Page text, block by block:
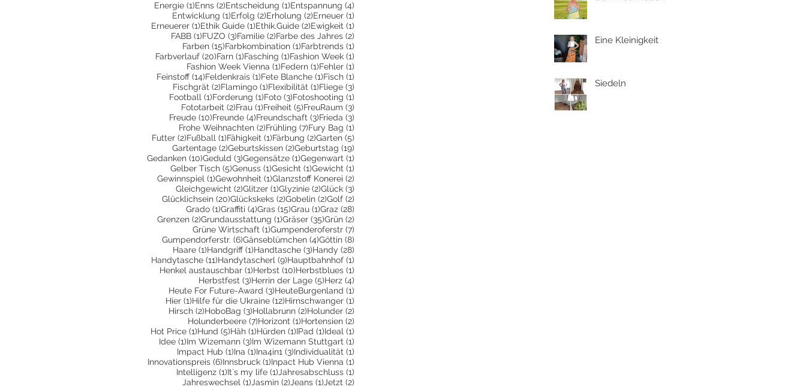
Energie (1)1 Beitrag
Enns (2)2 Beiträge
Entscheidung (1)1 Beitrag
Entspannung (4)
Entwicklung (1)1 Beitrag
Erfolg (2)2 Beiträge
Erholung (2)2 Beiträge
Erneuer (1)
Erneuerer (1)1 Beitrag
Ethik Guide (1)1 Beitrag
Ethik.Guide (2)2 Beiträge
Ewigkeit (1)
FABB (1)1 Beitrag
FUZO (3)3 Beiträge
Familie (2)2 Beiträge
Farbe des Jahres (2)
Farben (15)15 Beiträge
Farbkombination (1)1 Beitrag
Farbtrends (1)
Farbverlauf (20)20 Beiträge
Farn (1)1 Beitrag
Fasching (1)1 Beitrag
Fashion Week (1)
Fashion Week Vienna (1)1 Beitrag
Federn (1)1 Beitrag
Fehler (1)
Feinstoff (14)14 Beiträge
Feldenkrais (1)1 Beitrag
Fete Blanche (1)1 Beitrag
Fisch (1)
Fischgrät (2)2 Beiträge
Flamingo (1)1 Beitrag
Flexibilität (1)1 Beitrag
Fliege (3)
Football (1)1 Beitrag
Forderung (1)1 Beitrag
Foto (3)3 Beiträge
Fotoshooting (1)
Fototarbeit (2)2 Beiträge
Frau (1)1 Beitrag
Freiheit (5)5 Beiträge
FreuRaum (3)
Freude (10)10 Beiträge
Freunde (4)4 Beiträge
Freundschaft (3)3 Beiträge
Frieda (3)
Frohe Weihnachten (2)2 Beiträge
Frühling (7)7 Beiträge
Fury Bag (1)
Futter (2)2 Beiträge
Fußball (1)1 Beitrag
Fähigkeit (1)1 Beitrag
Färbung (2)2 Beiträge
Garten (5)
Gartentage (2)2 Beiträge
Geburtskissen (2)2 Beiträge
Geburtstag (19)
Gedanken (10)10 Beiträge
Geduld (3)3 Beiträge
Gegensätze (1)1 Beitrag
Gegenwart (1)
Gelber Tisch (5)5 Beiträge
Genuss (1)1 Beitrag
Gesicht (1)1 Beitrag
Gewicht (1)
Gewinnspiel (1)1 Beitrag
Gewohnheit (1)1 Beitrag
Glanzstoff Konerei (2)
Gleichgewicht (2)2 Beiträge
Glitzer (1)1 Beitrag
Glyzinie (2)2 Beiträge
Glück (3)
Glücklichsein (20)20 Beiträge
Glückskeks (2)2 Beiträge
Gobelin (2)2 Beiträge
Golf (2)
Grado (1)1 Beitrag
Graffiti (4)4 Beiträge
Gras (15)15 Beiträge
Grau (1)1 Beitrag
Graz (28)
Grenzen (2)2 Beiträge
Grundausstattung (1)1 Beitrag
Gräser (35)35 Beiträge
Grün (2)
Grüne Wirtschaft (1)1 Beitrag
Gumpenderoferstr (7)
Gumpendorferstr. (6)6 Beiträge
Gänseblümchen (4)4 Beiträge
Göttin (8)
Haare (1)1 Beitrag
Handgriff (1)1 Beitrag
Handtasche (3)3 Beiträge
Handy (28)
Handytasche (11)11 Beiträge
Handytascherl (9)9 Beiträge
Hauptbahnhof (1)
Henkel austauschbar (1)1 Beitrag
Herbst (10)10 Beiträge
Herbstblues (1)
Herbstfest (3)3 Beiträge
Herrin der Lage (5)5 Beiträge
Herz (4)
Heute For Future-Award (3)3 Beiträge
HeuteBurgenland (1)
Hier (1)1 Beitrag
Hilfe für die Ukraine (12)12 Beiträge
Hirnschwanger (1)
Hirsch (2)2 Beiträge
HoboBag (3)3 Beiträge
Hollabrunn (2)2 Beiträge
Holunder (2)
Holunderbeere (7)7 Beiträge
Horizont (1)1 Beitrag
Hortensien (2)
Hot Price (1)1 Beitrag
Hund (5)5 Beiträge
Häh (1)1 Beitrag
Hürden (1)1 Beitrag
IPad (1)1 Beitrag
Ideal (1)
Idee (1)1 Beitrag
Im Wizemann (3)3 Beiträge
Im Wizemann Stuttgart (1)
Impact Hub (1)1 Beitrag
Ina (1)1 Beitrag
Ina4in1 (3)3 Beiträge
Individualität (1)
Innovationspreis (6)6 Beiträge
Innsbruck (1)1 Beitrag
Inpact Hub Vienna (1)
Intelligenz (1)1 Beitrag
It´s my life (1) 1 Beitrag
Jahresabschluss (1)
Jahreswechsel (1) 1 Beitrag
Jasmin (2) 2 Beiträge
Jeans (1) 1 Beitrag
Jetzt (2)
Eine Kleinigkeit
Siedeln